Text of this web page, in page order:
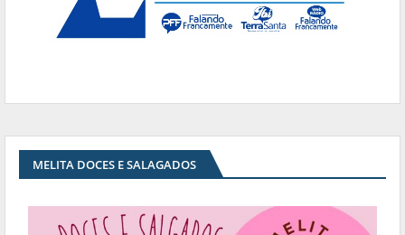
MELITA DOCES E SALAGADOS